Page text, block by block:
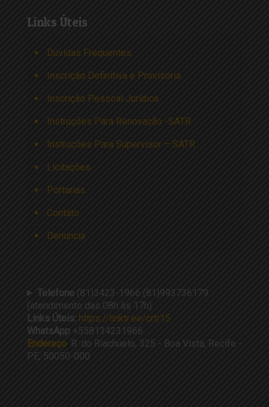
Links Úteis
Dúvidas Frequentes
Inscrição Definitiva e Provisória
Inscrição Pessoal Jurídica
Instruções Para Renovação -SATR
Instruções Para Supervisor – SATR
Licitações
Portarias
Contato
Denuncia
Telefone(81)3423-1966 (81)993736179
(atendimento das 08h às 17h)
Links Úteis: https://linktr.ee/crtr15
WhatsApp +558134231966
Endereço: R. do Riachuelo, 325 - Boa Vista, Recife -
PE, 50050-000